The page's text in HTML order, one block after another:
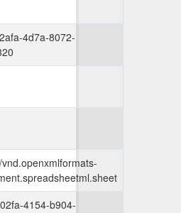
4d7a-8072-
4154-b904-